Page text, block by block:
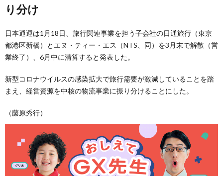
り分け
日本通運は1月18日、旅行関連事業を担う子会社の日通旅行（東京
都港区新橋）とエヌ・ティー・エス（NTS、同）を3月末で解散（営
業終了）、6月中に清算すると発表した。
新型コロナウイルスの感染拡大で旅行需要が激減していることを踏
まえ、経営資源を中核の物流事業に振り分けることにした。
（藤原秀行）